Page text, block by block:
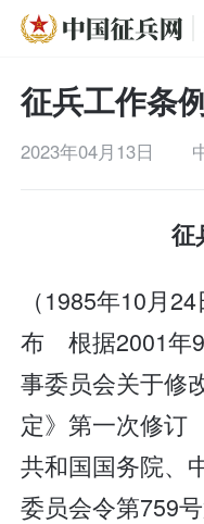
征兵工作条
2023年04月13日
征
（1985年10月
布 根据2001年
事委员会关于修
定》第一次修订
共和国国务院、
委员会令第759号